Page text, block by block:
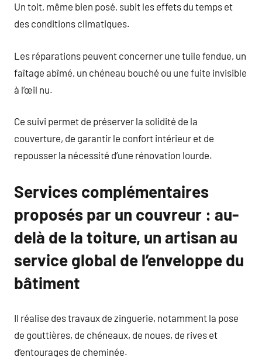
Un toit, même bien posé, subit les effets du temps et
des conditions climatiques.
Les réparations peuvent concerner une tuile fendue, un
faîtage abîmé, un chéneau bouché ou une fuite invisible
à l’œil nu.
Ce suivi permet de préserver la solidité de la
couverture, de garantir le confort intérieur et de
repousser la nécessité d’une rénovation lourde.
Services complémentaires
proposés par un couvreur : au-
delà de la toiture, un artisan au
service global de l’enveloppe du
bâtiment
Il réalise des travaux de zinguerie, notamment la pose
de gouttières, de chéneaux, de noues, de rives et
d’entourages de cheminée.